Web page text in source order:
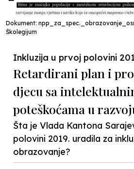
Dokument:
Školegijum
Inkluzija u prvoj polovini
Retardirani plan i
djecu sa
poteškoćama u
Šta je Vlada Kantona
polovini 2019. uradila za
obrazovanje?